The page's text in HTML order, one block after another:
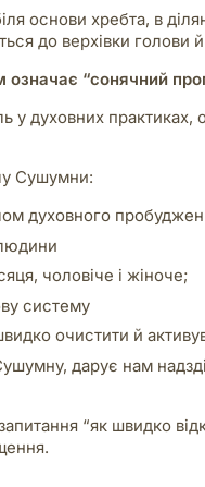
основи хребта, в
до верхівки
“сонячний
у духовних практиках,
Сушумни:
духовного
чоловіче і жіноче;
систему
очистити й
дарує нам
“як швидко